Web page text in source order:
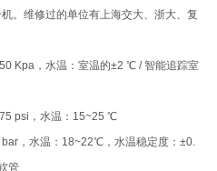
。维修过的单位有上海交大、浙大、复
Kpa，水温：室温的±2 ℃ / 智能追踪室
psi，水温：15~25 ℃
，水温：18~22℃，水温稳定度：±0.
管